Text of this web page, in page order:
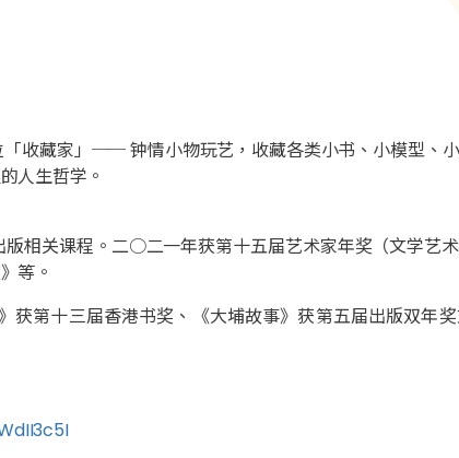
收藏家」── 钟情小物玩艺，收藏各类小书、小模型、
人生哲学。
相关课程。二○二一年获第十五届艺术家年奖（文学艺
等。
第十三届香港书奖、《大埔故事》获第五届出版双年